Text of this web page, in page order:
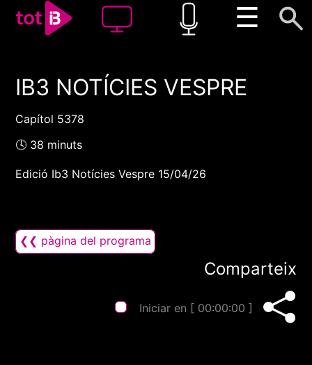
☰
00:00 00:00
IB3 NOTÍCIES VESPRE
Capítol 5378
🕓 38 minuts
Edició Ib3 Notícies Vespre 15/04/26
❮❮ pàgina del programa
Comparteix
Iniciar en [ 00:00:00 ]